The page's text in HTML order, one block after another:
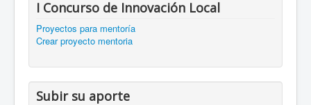
I Concurso de Innovación Local
Proyectos para mentoría
Crear proyecto mentoria
Subir su aporte